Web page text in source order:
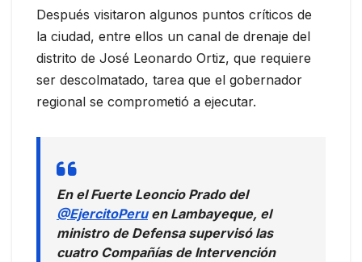
Después visitaron algunos puntos críticos de
la ciudad, entre ellos un canal de drenaje del
distrito de José Leonardo Ortiz, que requiere
ser descolmatado, tarea que el gobernador
regional se comprometió a ejecutar.
En el Fuerte Leoncio Prado del
@EjercitoPeruen Lambayeque, el
ministro de Defensa supervisó las
cuatro Compañías de Intervención